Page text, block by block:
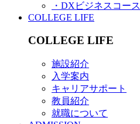
・DXビジネスコース
COLLEGE LIFE
COLLEGE LIFE
施設紹介
入学案内
キャリアサポート
教員紹介
就職について